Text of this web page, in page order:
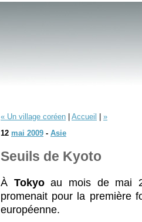
« Un village coréen Accueil
»
12 mai 2009 - Asie
Seuils de Kyoto
À Tokyoau mois de mai
promenait pour la première
européenne.